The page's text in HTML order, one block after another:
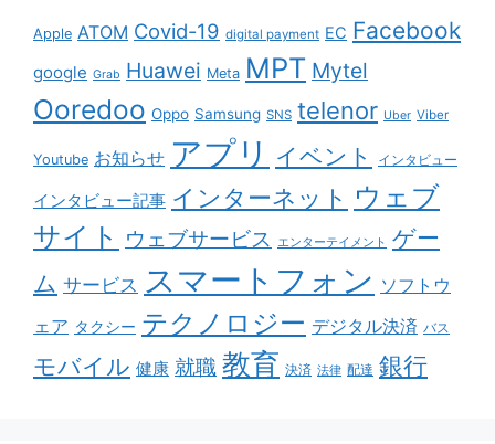
Apple ATOM Covid-19 digital payment EC Facebook
google Grab Huawei Meta MPT Mytel
Ooredoo Oppo Samsung SNS telenor Uber Viber
Youtube お知らせ アプリ イベント インタビュー
インタビュー記事 インターネット ウェブ
サイト ウェブサービス エンターテイメント ゲー
ム サービス スマートフォン ソフトウ
ェア タクシー テクノロジー デジタル決済 バス
モバイル 健康 就職 教育 決済 法律 配達 銀行